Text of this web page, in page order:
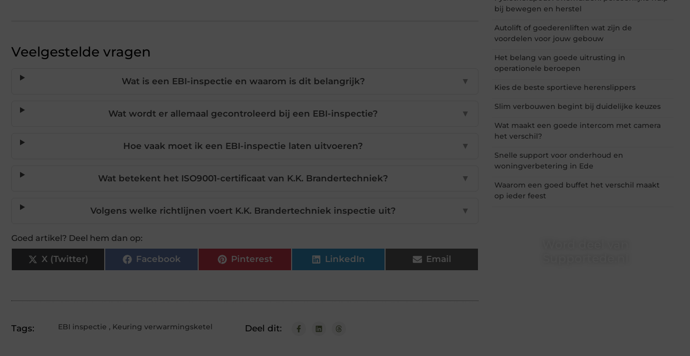
Veelgestelde vragen
Wat is een EBI-inspectie en waarom is dit belangrijk? ▼
Wat wordt er allemaal gecontroleerd bij een EBI-inspectie? ▼
Hoe vaak moet ik een EBI-inspectie laten uitvoeren? ▼
Wat betekent het ISO9001-certificaat van K.K. Brandertechniek? ▼
Volgens welke richtlijnen voert K.K. Brandertechniek inspectie uit? ▼
Goed artikel? Deel hem dan op:
X (Twitter) Facebook Pinterest LinkedIn Email
Tags: EBI inspectie , Keuring verwarmingsketel Deel dit:
bij bewegen en herstel
Autolift of goederenliften wat zijn de
voordelen voor jouw gebouw
Het belang van goede uitrusting in
operationele beroepen
Kies de beste sportieve herenslippers
Slim verbouwen begint bij duidelijke keuzes
Wat maakt een goede intercom met camera
het verschil?
Snelle support voor onderhoud en
woningverbetering in Ede
Waarom een goed buffet het verschil maakt
op ieder feest